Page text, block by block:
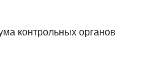
контрольных органов